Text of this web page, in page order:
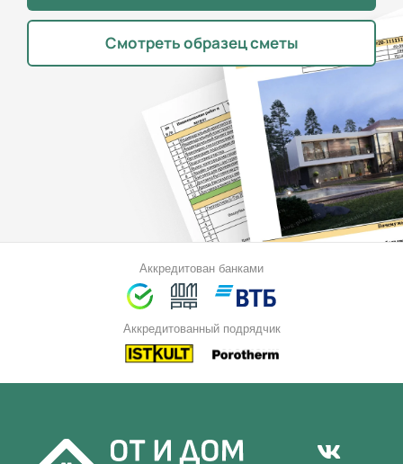
Смотреть образец сметы
Аккредитован банками
Аккредитованный подрядчик